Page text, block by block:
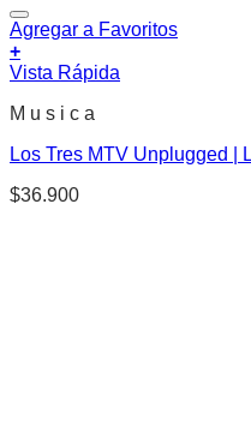
Agregar a Favoritos
+
Vista Rápida
M u s i c a
Los Tres MTV Unplugged |
$36.900